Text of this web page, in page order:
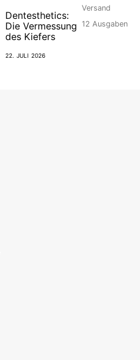
Dentesthetics:
Die Vermessung
des Kiefers
22. JULI 2026
Versand
12 Ausgaben